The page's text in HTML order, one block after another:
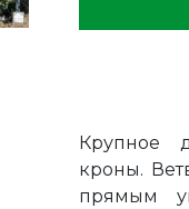
Крупное
кроны.
прямым